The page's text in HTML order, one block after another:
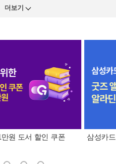
더보기
원 도서 할인 쿠폰 삼성카